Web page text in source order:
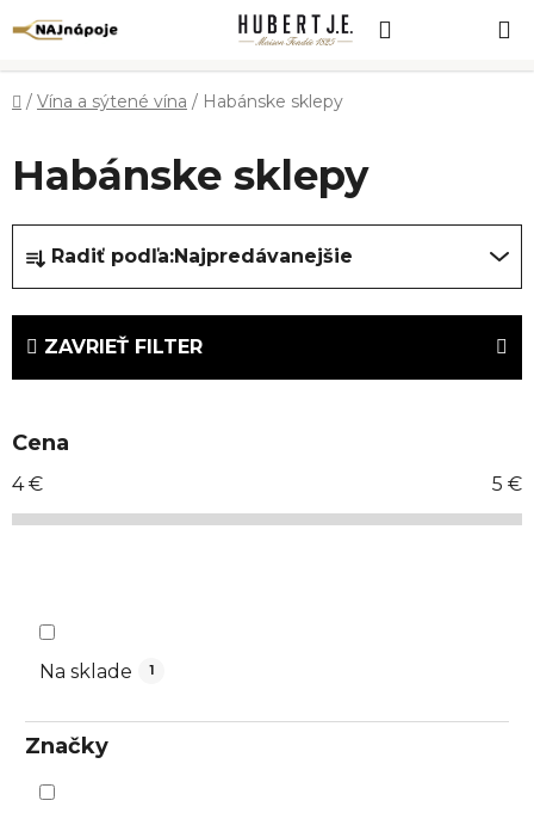
na
KOŠÍK
Domov
/ Vína a sýtené vína / Habánske sklepy
Habánske sklepy
a
d
e
n
p
r
o
Radiť podľa:Najpredávanejšie
ZAVRIEŤ FILTER
Cena
4€ 5 €
Na sklade 1
Značky